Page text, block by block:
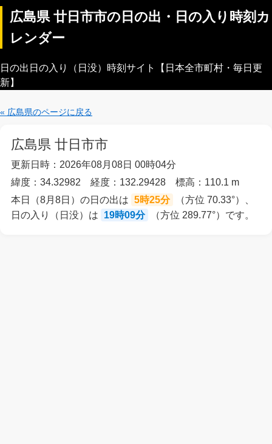
広島県 廿日市市の日の出・日の入り時刻カ
レンダー
日の出日の入り（日没）時刻サイト【日本全市町村・毎日更
新】
« 広島県のページに戻る
広島県 廿日市市
更新日時：2026年08月08日 00時04分
緯度：34.32982 経度：132.29428 標高：110.1 m
本日（8月8日）の日の出は 5時25分
（方位 70.33°）、
日の入り（日没）は
19時09分 （方位 289.77°）です。